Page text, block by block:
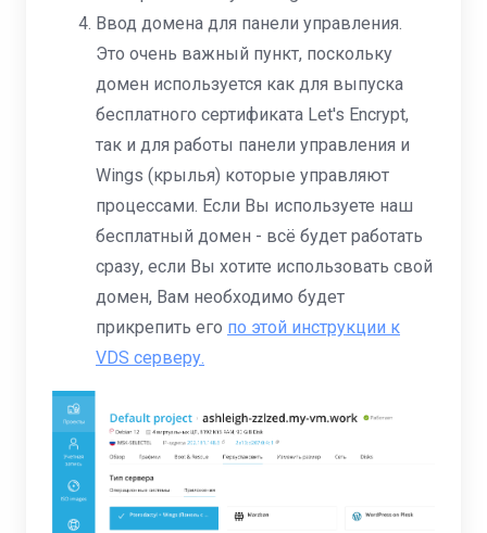
Ввод домена для панели управления.
Это очень важный пункт, поскольку
домен используется как для выпуска
бесплатного сертификата Let's Encrypt,
так и для работы панели управления и
Wings (крылья) которые управляют
процессами. Если Вы используете наш
бесплатный домен - всё будет работать
сразу, если Вы хотите использовать свой
домен, Вам необходимо будет
прикрепить его по этой инструкции к
VDS серверу.